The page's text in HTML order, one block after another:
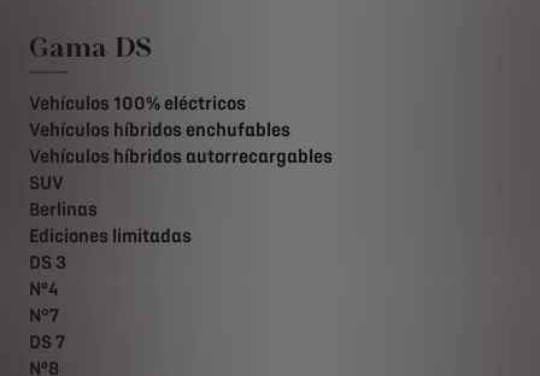
Gama DS
Vehículos 100% eléctricos
Vehículos híbridos enchufables
Vehículos híbridos autorrecargables
SUV
Berlinas
Ediciones limitadas
DS 3
Nº4
N°7
DS 7
Nº8